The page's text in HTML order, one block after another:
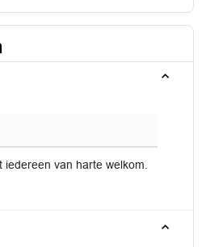
iedereen van harte welkom.